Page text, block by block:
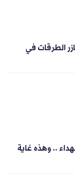
الطرقات في
.. وهذه غاية